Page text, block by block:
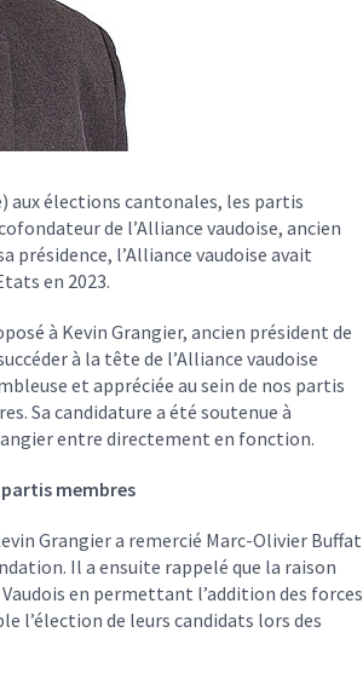
aux élections cantonales, les partis
de l’Alliance vaudoise, ancien
présidence, l’Alliance vaudoise avait
en 2023.
à Kevin Grangier, ancien président de
à la tête de l’Alliance vaudoise
et appréciée au sein de nos partis
Sa candidature a été soutenue à
entre directement en fonction.
partis membres
Grangier a remercié Marc-Olivier Buffat
Il a ensuite rappelé que la raison
en permettant l’addition des forces
l’élection de leurs candidats lors des